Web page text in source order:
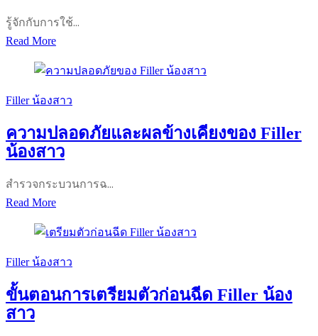
การ
ผ่าตัด
รู้จักกับการใช้…
Read MoreFiller
สาว
ช่วย
ความ
มั่นใจ
อย่างไร
Filler น้องสาว
ความปลอดภัยและผลข้างเคียงของ Filler
น้องสาว
สำรวจกระบวนการฉ…
Read Moreความ
และ
ผล
เคียง
Filler น้องสาว
ขั้นตอนการเตรียมตัวก่อนฉีด Filler น้อง
สาว